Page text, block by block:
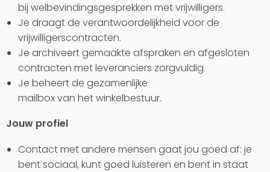
bij welbevindingsgesprekken met vrijwilligers.
Je draagt de verantwoordelijkheid voor de
vrijwilligerscontracten.
Je archiveert gemaakte afspraken en afgesloten
contracten met leveranciers zorgvuldig.
Je beheert de gezamenlijke
mailbox van het winkelbestuur.
Jouw profiel
Contact met andere mensen gaat jou goed af: je
bent sociaal, kunt goed luisteren en bent in staat